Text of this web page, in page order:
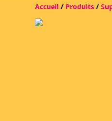
Accueil / Produits /